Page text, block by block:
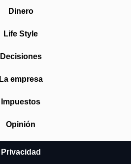
Dinero
Life Style
Decisiones
La empresa
Impuestos
Opinión
Privacidad